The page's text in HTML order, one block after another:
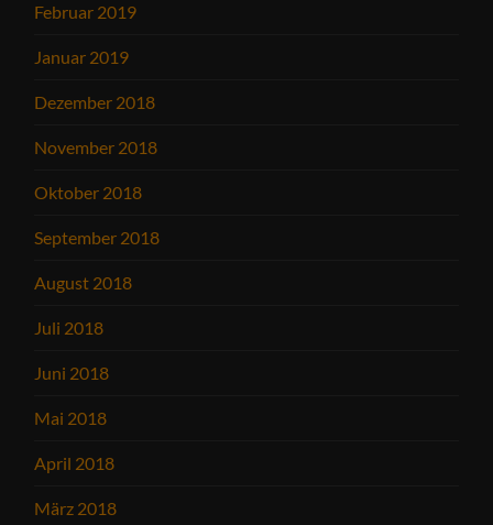
Februar 2019
Januar 2019
Dezember 2018
November 2018
Oktober 2018
September 2018
August 2018
Juli 2018
Juni 2018
Mai 2018
April 2018
März 2018